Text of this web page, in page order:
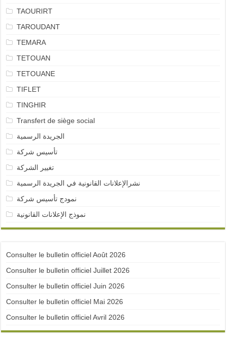
TAOURIRT
TAROUDANT
TEMARA
TETOUAN
TETOUANE
TIFLET
TINGHIR
Transfert de siège social
الجريدة الرسمية
تأسيس شركة
تغيير الشركة
نشرالإعلانات القانونية في الجريدة الرسمية
نمودج تأسيس شركة
نموذج الإعلانات القانونية
Consulter le bulletin officiel Août 2026
Consulter le bulletin officiel Juillet 2026
Consulter le bulletin officiel Juin 2026
Consulter le bulletin officiel Mai 2026
Consulter le bulletin officiel Avril 2026